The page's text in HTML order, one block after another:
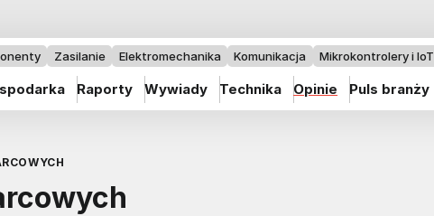
Zasilanie Elektromechanika Komunikacja Mikrokontrolery i IoT
Raporty Wywiady Technika Opinie Puls branży